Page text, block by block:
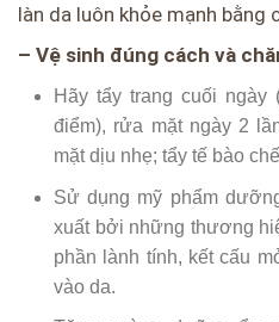
làn da luôn khỏe mạnh bằng
– Vệ sinh đúng cách và
Hãy tẩy trang cuối ngày
điểm), rửa mặt ngày 2
mặt dịu nhẹ; tẩy tế bào
Sử dụng mỹ phẩm
xuất bởi những thương
phần lành tính, kết cấu
vào da.